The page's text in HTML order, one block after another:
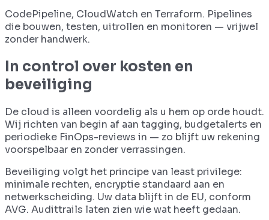
CodePipeline, CloudWatch en Terraform. Pipelines
die bouwen, testen, uitrollen en monitoren — vrijwel
zonder handwerk.
In control over kosten en
beveiliging
De cloud is alleen voordelig als u hem op orde houdt.
Wij richten van begin af aan tagging, budgetalerts en
periodieke FinOps-reviews in — zo blijft uw rekening
voorspelbaar en zonder verrassingen.
Beveiliging volgt het principe van least privilege:
minimale rechten, encryptie standaard aan en
netwerkscheiding. Uw data blijft in de EU, conform
AVG. Audittrails laten zien wie wat heeft gedaan.